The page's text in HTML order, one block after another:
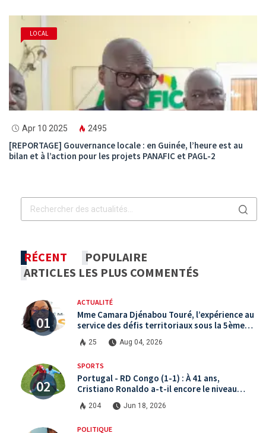
LOCAL
Apr 10 2025 2495
[REPORTAGE] Gouvernance locale : en Guinée, l’heure est au
bilan et à l’action pour les projets PANAFIC et PAGL-2
RÉCENT
POPULAIRE
ARTICLES LES PLUS COMMENTÉS
ACTUALITÉ
Mme Camara Djénabou Touré, l’expérience au
service des défis territoriaux sous la 5ème
République
25 Aug 04, 2026
SPORTS
Portugal - RD Congo (1-1) : À 41 ans,
Cristiano Ronaldo a-t-il encore le niveau
international ?
204 Jun 18, 2026
POLITIQUE